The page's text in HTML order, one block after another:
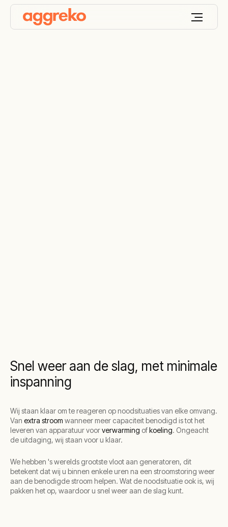
Snel weer aan de slag, met minimale
inspanning
Wij staan klaar om te reageren op noodsituaties van elke omvang.
Van extra stroom wanneer meer capaciteit benodigd is tot het
leveren van apparatuur voorverwarming ofkoeling. Ongeacht
de uitdaging, wij staan voor u klaar.
We hebben 's werelds grootste vloot aan generatoren, dit
betekent dat wij u binnen enkele uren na een stroomstoring weer
aan de benodigde stroom helpen. Wat de noodsituatie ook is, wij
pakken het op, waardoor u snel weer aan de slag kunt.